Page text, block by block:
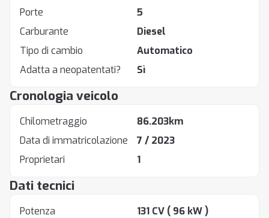
Porte
5
Carburante
Diesel
Tipo di cambio
Automatico
Adatta a neopatentati?
Sì
Cronologia veicolo
Chilometraggio
86.203km
Data di immatricolazione
7 / 2023
Proprietari
1
Dati tecnici
Potenza 131 CV ( 96 kW )